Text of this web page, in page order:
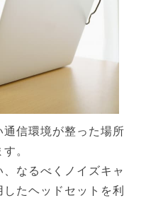
信環境が整った場所
。
なるべくノイズキャ
たヘッドセットを利